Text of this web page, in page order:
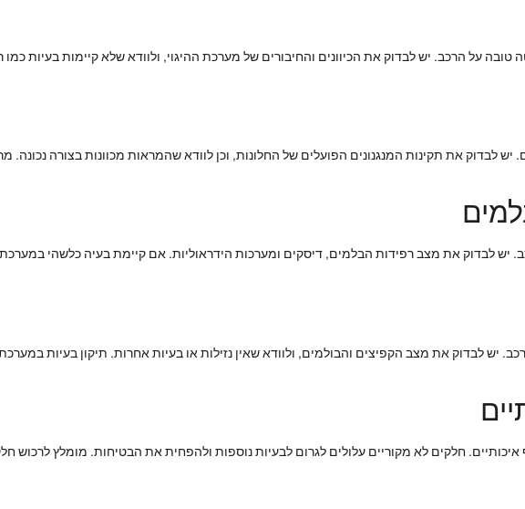
על הרכב. יש לבדוק את הכיוונים והחיבורים של מערכת ההיגוי, ולוודא שלא קיימות בעיות כמו
יש לבדוק את תקינות המנגנונים הפועלים של החלונות, וכן לוודא שהמראות מכוונות בצורה נכונה.
יש לבדוק את מצב רפידות הבלמים, דיסקים ומערכות הידראוליות. אם קיימת בעיה כלשהי
יש לבדוק את מצב הקפיצים והבולמים, ולוודא שאין נזילות או בעיות אחרות. תיקון בעיות במערכת
חלקים לא מקוריים עלולים לגרום לבעיות נוספות ולהפחית את הבטיחות. מומלץ לרכוש